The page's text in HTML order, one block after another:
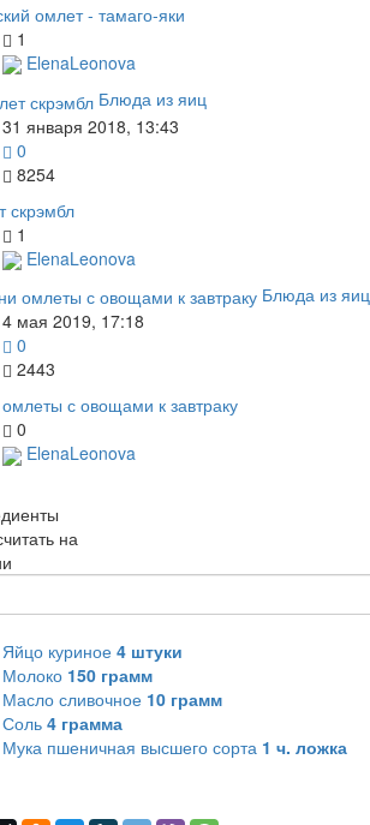
омлет - тамаго-яки
1
ElenaLeonova
Блюда из яиц
31 января 2018, 13:43
0
8254
скрэмбл
1
ElenaLeonova
Блюда из яиц
4 мая 2019, 17:18
0
2443
с овощами к завтраку
0
ElenaLeonova
на
Яйцо куриное 4 штуки
Молоко 150 грамм
Масло сливочное 10 грамм
Соль 4 грамма
Мука пшеничная высшего сорта 1 ч. ложка